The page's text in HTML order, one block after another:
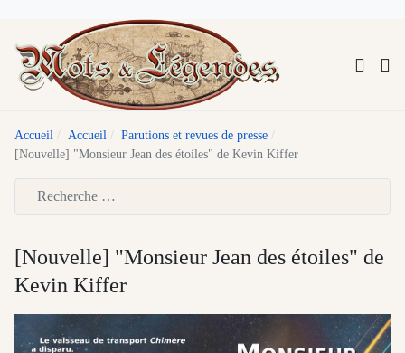
Accueil Accueil
Parutions et revues de presse
[Nouvelle] "Monsieur Jean des étoiles" de Kevin Kiffer
[Nouvelle] "Monsieur Jean des étoiles" de
Kevin Kiffer